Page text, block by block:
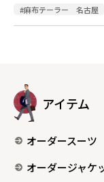
#麻布テーラー 名古屋
アイテム
オーダースーツ
オーダージャケ